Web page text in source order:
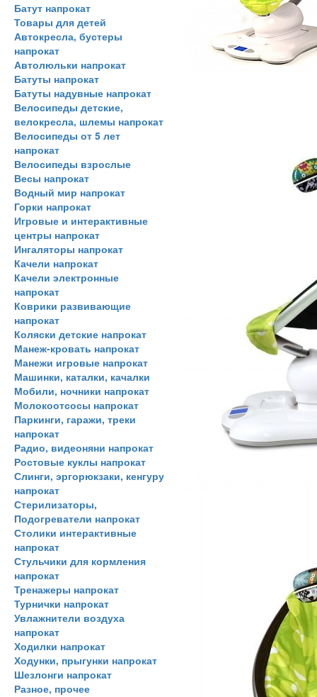
Батут напрокат
Товары для детей
Автокресла, бустеры
напрокат
Автолюльки напрокат
Батуты напрокат
Батуты надувные напрокат
Велосипеды детские,
велокресла, шлемы напрокат
Велосипеды от 5 лет
напрокат
Велосипеды взрослые
Весы напрокат
Водный мир напрокат
Горки напрокат
Игровые и интерактивные
центры напрокат
Ингаляторы напрокат
Качели напрокат
Качели электронные
напрокат
Коврики развивающие
напрокат
Коляски детские напрокат
Манеж-кровать напрокат
Манежи игровые напрокат
Машинки, каталки, качалки
Мобили, ночники напрокат
Молокоотсосы напрокат
Паркинги, гаражи, треки
напрокат
Радио, видеоняни напрокат
Ростовые куклы напрокат
Слинги, эргорюкзаки, кенгуру
напрокат
Стерилизаторы,
Подогреватели напрокат
Столики интерактивные
напрокат
Стульчики для кормления
напрокат
Тренажеры напрокат
Турнички напрокат
Увлажнители воздуха
напрокат
Ходилки напрокат
Ходунки, прыгунки напрокат
Шезлонги напрокат
Разное, прочее